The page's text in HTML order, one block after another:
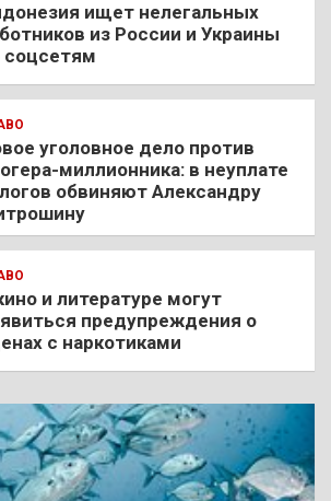
ищет нелегальных
из России и Украины
соцсетям
уголовное дело против
миллионника: в неуплате
обвиняют Александру
и литературе могут
предупреждения о
с наркотиками